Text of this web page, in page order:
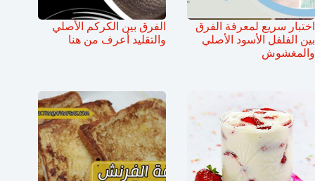
اختبار سريع لمعرفة الفرق
بين الفلفل الأسود الأصلي
والمغشوش
الفرق بين الكركم الأصلي
والتقليد أعرف من هنا